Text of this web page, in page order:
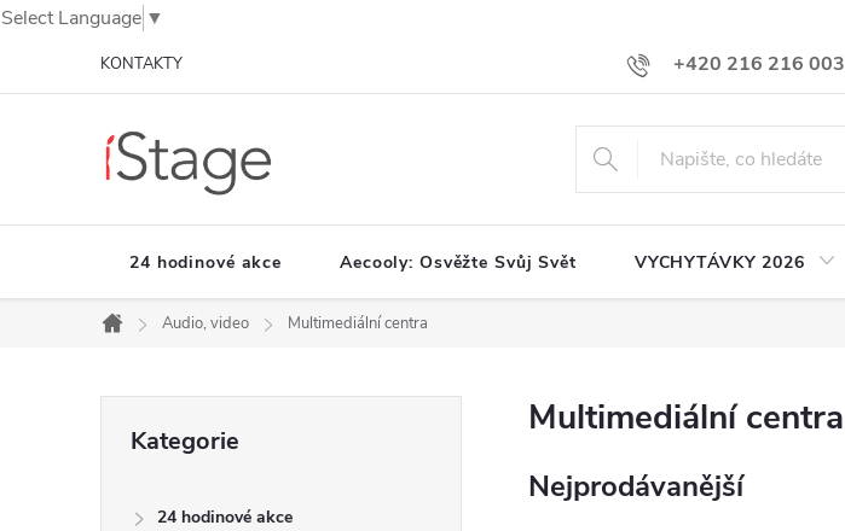
Select Language ▼
+420 216 216 003
KONTAKTY
24 hodinové akce Aecooly: Osvěžte Svůj Svět VYCHYTÁVKY 2026
Domů
Audio, video Multimediální centra
kategorie
Kategorie
24 hodinové akce
Multimediální centra
Nejprodávanější